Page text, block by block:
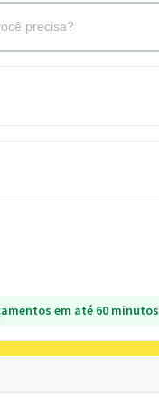
em até 60 minutos